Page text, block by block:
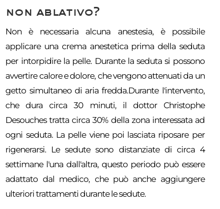
non ablativo?
Non è necessaria alcuna anestesia, è possibile
applicare una crema anestetica prima della seduta
per intorpidire la pelle. Durante la seduta si possono
avvertire calore e dolore, che vengono attenuati da un
getto simultaneo di aria fredda.Durante l'intervento,
che dura circa 30 minuti, il dottor Christophe
Desouches tratta circa 30% della zona interessata ad
ogni seduta. La pelle viene poi lasciata riposare per
rigenerarsi. Le sedute sono distanziate di circa 4
settimane l'una dall'altra, questo periodo può essere
adattato dal medico, che può anche aggiungere
ulteriori trattamenti durante le sedute.